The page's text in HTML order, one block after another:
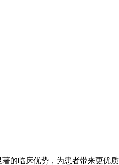
的临床优势，为患者带来更优